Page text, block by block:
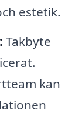
estetik.
Takbyte
kan